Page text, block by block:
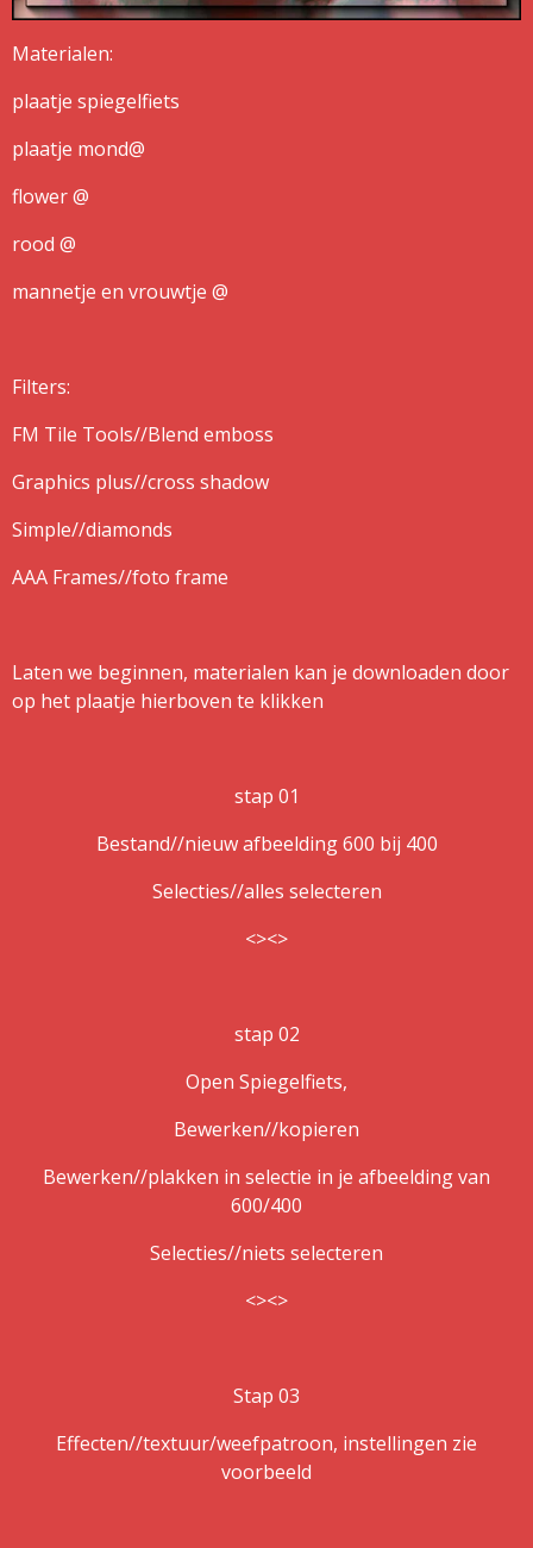
Materialen:
plaatje spiegelfiets
plaatje mond@
flower @
rood @
mannetje en vrouwtje @
Filters:
FM Tile Tools//Blend emboss
Graphics plus//cross shadow
Simple//diamonds
AAA Frames//foto frame
Laten we beginnen, materialen kan je downloaden door
op het plaatje hierboven te klikken
stap 01
Bestand//nieuw afbeelding 600 bij 400
Selecties//alles selecteren
<><>
stap 02
Open Spiegelfiets,
Bewerken//kopieren
Bewerken//plakken in selectie in je afbeelding van
600/400
Selecties//niets selecteren
<><>
Stap 03
Effecten//textuur/weefpatroon, instellingen zie
voorbeeld